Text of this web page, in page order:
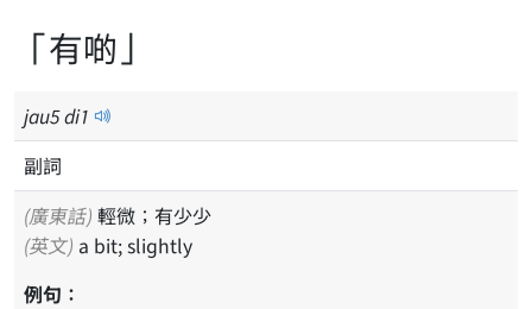
「有啲」
jau5di1
副詞
(廣東話) 輕微；有少少
(英文) a bit; slightly
例句：